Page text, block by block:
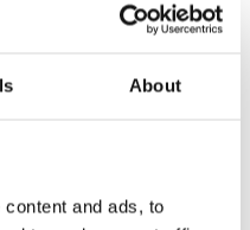
About
and ads, to